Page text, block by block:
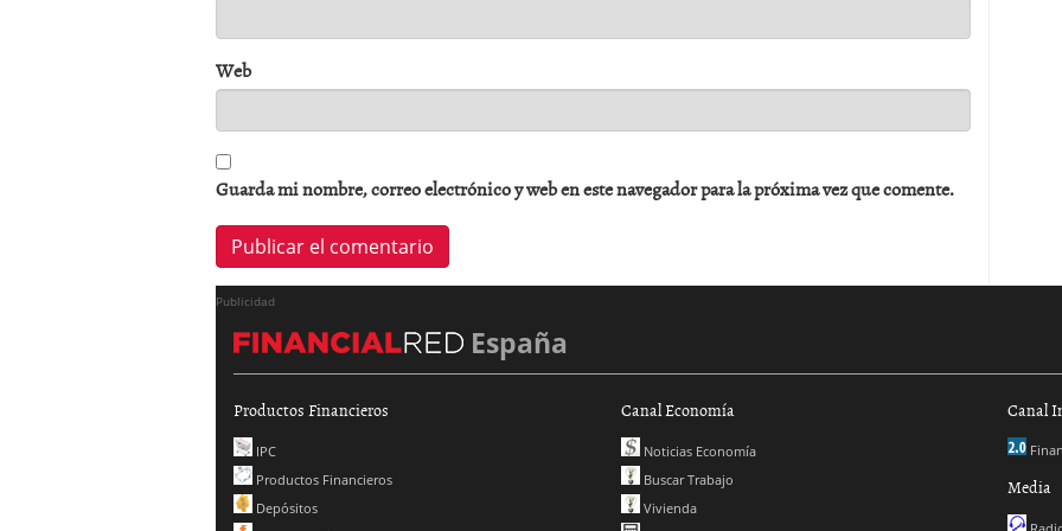
Web
Guarda mi nombre, correo electrónico y web en este navegador para la próxima vez que comente.
Publicidad
España
Productos Financieros
IPC
Productos Financieros
Depósitos
Canal Economía
Noticias Economía
Buscar Trabajo
Vivienda
Canal
Media